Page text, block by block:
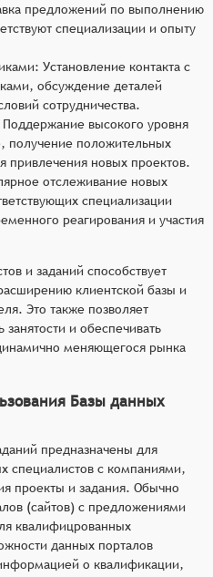
предложений по выполнению
специализации и опыту
Установление контакта с
обсуждение деталей
сотрудничества.
высокого уровня
получение положительных
привлечения новых проектов.
отслеживание новых
специализации
реагирования и участия
и заданий способствует
клиентской базы и
Это также позволяет
и обеспечивать
меняющегося рынка
Базы данных
предназначены для
специалистов с компаниями,
проекты и задания. Обычно
(сайтов) с предложениями
квалифицрованных
данных порталов
о квалификации,